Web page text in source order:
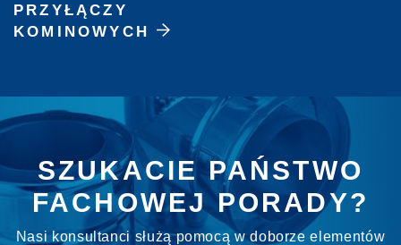
PRZYŁĄCZY
KOMINOWYCH
SZUKACIE PAŃSTWO
FACHOWEJ PORADY?
Nasi konsultanci służą pomocą w doborze elementów